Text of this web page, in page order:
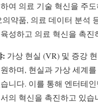
여 의료 기술 혁신을 주
약품, 의료 데이터 분석
성하고 의료 혁신을 촉진
: 가상 현실 (VR) 및 증강
하며, 현실과 가상 세계
니다. 이를 통해 엔터테
의 혁신을 촉진하고 있습